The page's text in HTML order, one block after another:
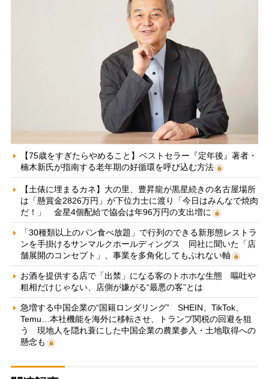
【75歳をすぎたらやめること】ベストセラー『定年後』著者・
楠木新氏が指南する老年期の好循環を呼び込む方法
【土俵に埋まるカネ】大の里、豊昇龍が黒星続きの名古屋場所
は「懸賞金2826万円」が下位力士に渡り「今日はみんなで焼肉
だ！」 金星4個配給で協会は年96万円の支出増に
「30種類以上のパン食べ放題」で行列のできる新形態レストラ
ンを手掛けるサンマルクホールディングス 同社に聞いた「店
舗展開のコンセプト」、事業を多角化してもぶれない軸
お酒を提供する店で「出禁」になる客のトホホな生態 嘔吐や
粗相だけじゃない、店側が嫌がる“最悪の客”とは
急増する中国企業の“国籍ロンダリング” SHEIN、TikTok、
Temu…本社機能を海外に移転させ、トランプ関税の回避を狙
う 現地人を隠れ蓑にした中国企業の農業参入・土地取得への
懸念も